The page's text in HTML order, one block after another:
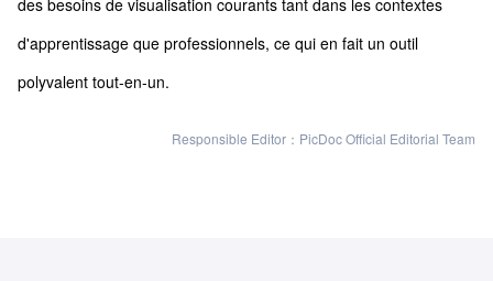
des besoins de visualisation courants tant dans les contextes
d'apprentissage que professionnels, ce qui en fait un outil
polyvalent tout-en-un.
Responsible Editor：PicDoc Official Editorial Team